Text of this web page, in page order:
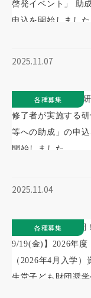
2025.11.07
2025.11.04
各種募集
各種募集